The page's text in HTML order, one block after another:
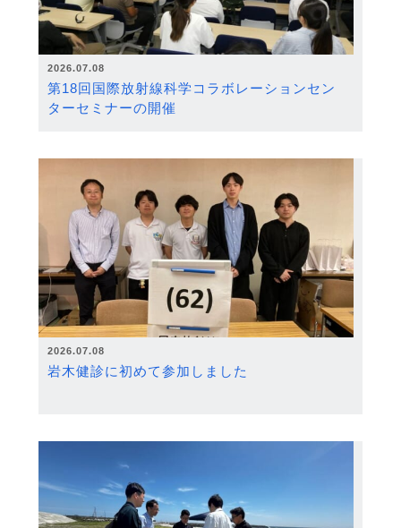
2026.07.08
第18回国際放射線科学コラボレーションセン
ターセミナーの開催
2026.07.08
岩木健診に初めて参加しました